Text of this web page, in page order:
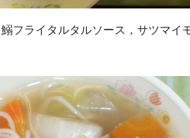
フライタルタルソース，サツマイ